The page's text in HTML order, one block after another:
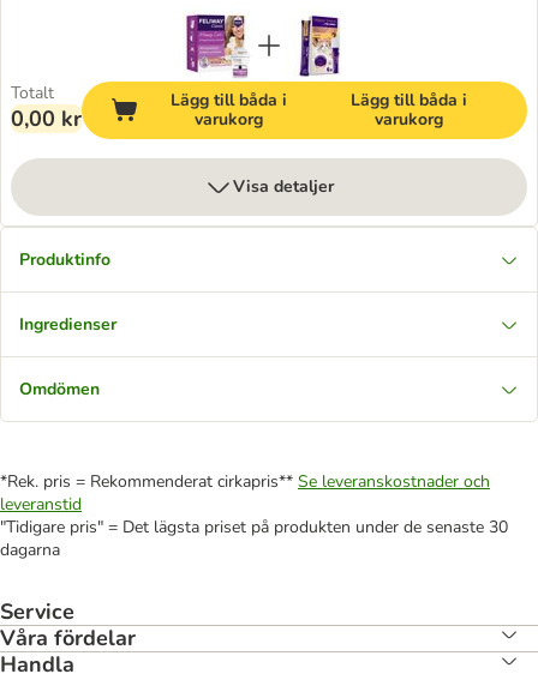
Totalt
0,00 kr
Lägg till båda i
varukorg
Lägg till båda i
varukorg
Visa detaljer
Produktinfo
Ingredienser
Omdömen
*Rek. pris = Rekommenderat cirkapris** Se leveranskostnader och
leveranstid
"Tidigare pris" = Det lägsta priset på produkten under de senaste 30
dagarna
Service
Våra fördelar
Handla